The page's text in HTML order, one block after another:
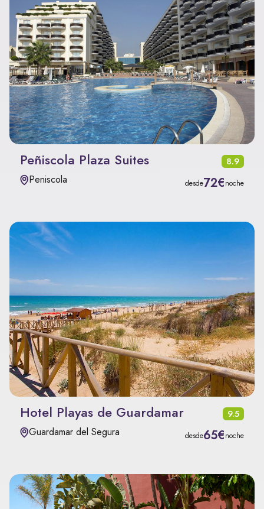
Peñiscola Plaza Suites 8.9
Peniscola desde72€noche
Hotel Playas de Guardamar 9.5
Guardamar del Segura desde65€noche